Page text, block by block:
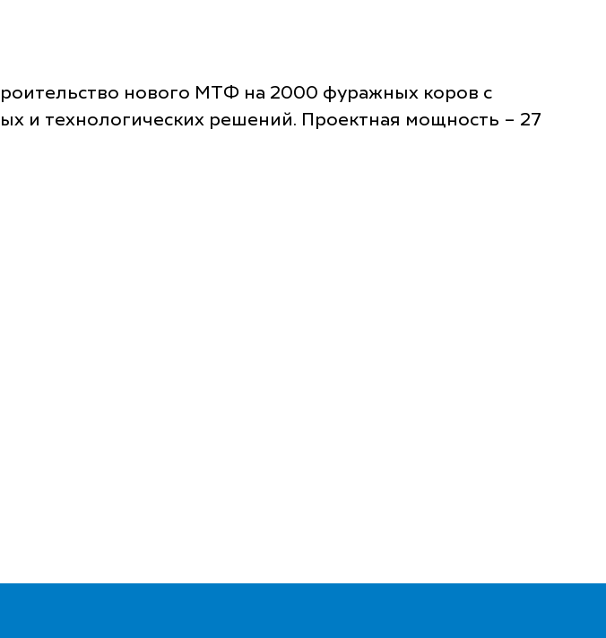
нового МТФ на 2000 фуражных коров с
и технологических решений. Проектная мощность – 27